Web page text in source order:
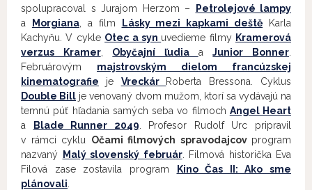
spolupracoval s Jurajom Herzom –
Petrolejové lampy
a
Morgiana, a film Lásky mezi kapkami deště Karla
Kachyňu. V cykle Otec a syn uvedieme filmy Kramerová
verzus Kramer, Obyčajní ľudia aJunior Bonner
Februárovým majstrovským dielom francúzskej
kinematografie
je Vreckár Roberta Bressona. Cyklus
Double Bill je venovaný dvom mužom, ktorí sa vydávajú na
temnú púť hľadania samých seba vo filmoch Angel Heart
a
Blade Runner 2049 . Profesor Rudolf Urc pripravil
v rámci cyklu Očami filmových spravodajcov program
nazvaný
Malý slovenský február. Filmová historička Eva
Filová zase zostavila program
Kino Čas II: Ako sme
plánovali